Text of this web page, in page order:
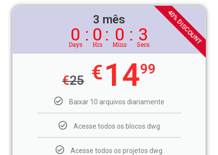
3 mês
0
Days : 0
Hrs : 0
Mins : 3
Secs
€25 €1499
Baixar 10 arquivos diariamente
Acesse todos os blocos dwg
Acesse todos os projetos dwg
40% DISCOUNT